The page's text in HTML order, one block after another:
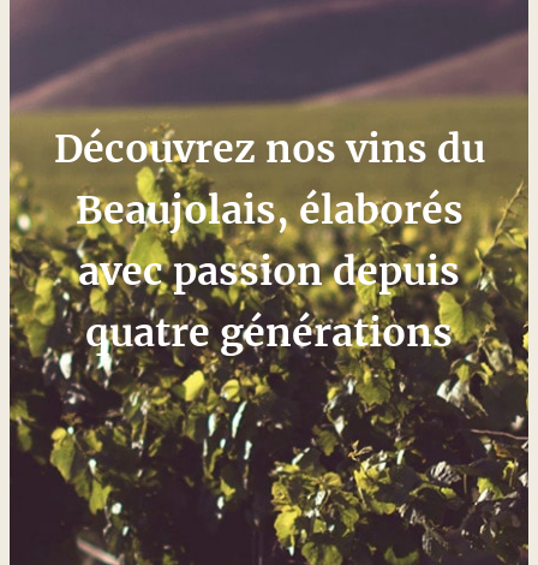
Découvrez nos vins du
Beaujolais, élaborés
avec passion depuis
quatre générations